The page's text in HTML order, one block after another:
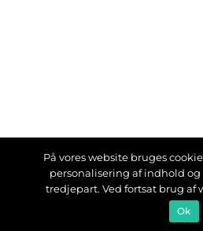
På vores website bruges
personalisering af indhold
tredjepart. Ved fortsat brug
Ok